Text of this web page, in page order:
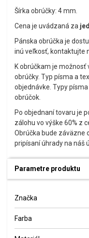
Šírka obrúčky: 4 mm.
Cena je uvádzaná za
Pánska obrúčka je
inú veľkosť, kontaktujte
K obrúčkam je možnosť
obrúčky. Typ písma a
objednávke. Typy
obrúčok.
Po objednaní tovaru je
zálohu vo výške 60% z
Obrúčka bude záväzne
pripísaní úhrady na náš
Parametre produktu
Značka
Farba